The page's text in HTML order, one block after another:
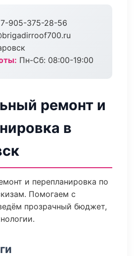
905-375-28-56
Пн-Сб: 08:00-19:00
ремонт и
в
и перепланировка по
Помогаем с
прозрачный бюджет,